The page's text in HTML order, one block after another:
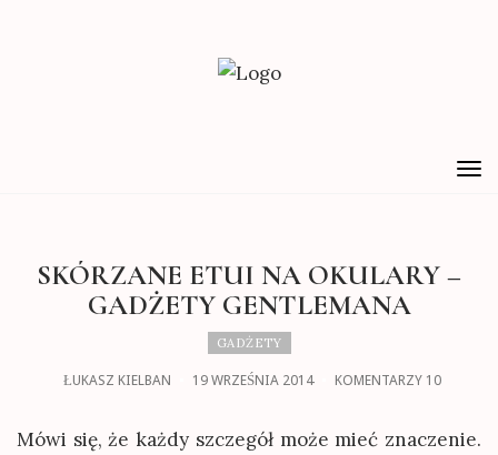
SKÓRZANE ETUI NA OKULARY –
GADŻETY GENTLEMANA
GADŻETY
ŁUKASZ KIELBAN 19 WRZEŚNIA 2014 KOMENTARZY 10
Mówi się, że każdy szczegół może mieć znaczenie.